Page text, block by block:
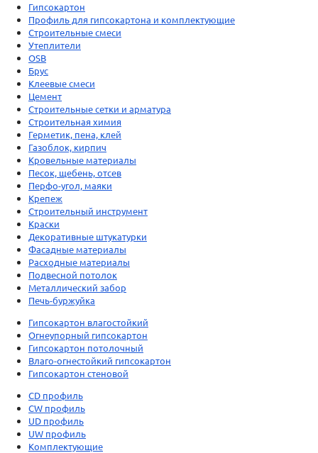
Гипсокартон
Профиль для гипсокартона и комплектующие
Строительные смеси
Утеплители
OSB
Брус
Клеевые смеси
Цемент
Строительные сетки и арматура
Строительная химия
Герметик, пена, клей
Газоблок, кирпич
Кровельные материалы
Песок, щебень, отсев
Перфо-угол, маяки
Крепеж
Строительный инструмент
Краски
Декоративные штукатурки
Фасадные материалы
Расходные материалы
Подвесной потолок
Металлический забор
Печь-буржуйка
Гипсокартон влагостойкий
Огнеупорный гипсокартон
Гипсокартон потолочный
Влаго-огнестойкий гипсокартон
Гипсокартон стеновой
CD профиль
CW профиль
UD профиль
UW профиль
Комплектующие